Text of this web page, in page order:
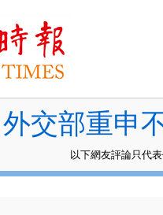
外交部重申
以下網友評論只代